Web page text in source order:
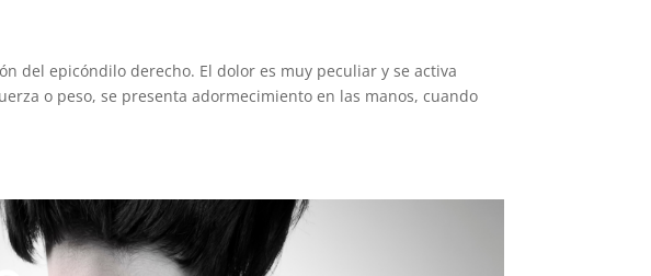
del epicóndilo derecho. El dolor es muy peculiar y se activa
o peso, se presenta adormecimiento en las manos, cuando